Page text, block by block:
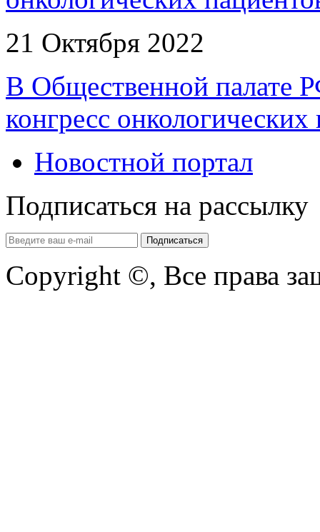
21 Октября 2022
В Общественной палате
конгресс онкологических
Новостной портал
Подписаться на рассылку
Copyright ©, Все права